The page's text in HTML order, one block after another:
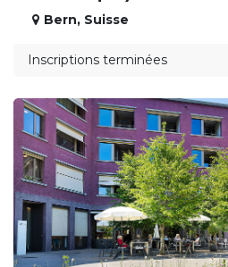
Bern, Suisse
Inscriptions terminées